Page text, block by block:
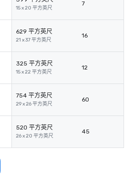
15 x 20 平方英尺
7
629 平方英尺
21 x 37 平方英尺
16
325 平方英尺
15 x 22 平方英尺
12
754 平方英尺
29 x 26 平方英尺
60
520 平方英尺
26 x 20 平方英尺
45